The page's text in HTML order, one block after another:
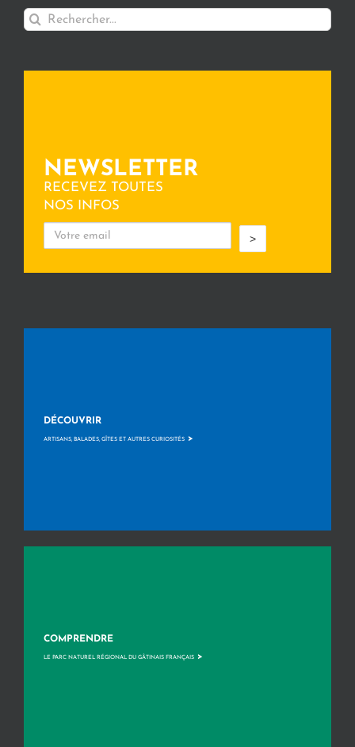
Rechercher:
NEWSLETTER
RECEVEZ TOUTES
NOS INFOS
>
DÉCOUVRIR
ARTISANS, BALADES, GÎTES ET AUTRES CURIOSITÉS >
COMPRENDRE
LE PARC NATUREL RÉGIONAL DU GÂTINAIS FRANÇAIS >